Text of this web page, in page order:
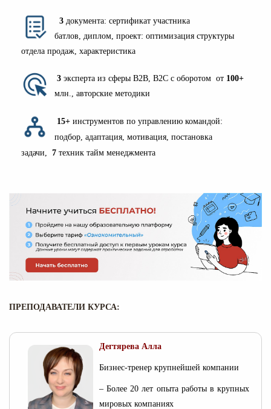
3 документа: сертификат участника
батлов, диплом, проект: оптимизация структуры
отдела продаж, характеристика
3 эксперта из сферы В2В, В2С с оборотом от 100+
млн., авторские методики
15+ инструментов по управлению командой:
подбор, адаптация, мотивация, постановка
задачи, 7 техник тайм менеджмента
ПРЕПОДАВАТЕЛИ КУРСА:
Дегтярева Алла
Бизнес-тренер крупнейшей компании
– Более 20 лет опыта работы в крупных
мировых компаниях